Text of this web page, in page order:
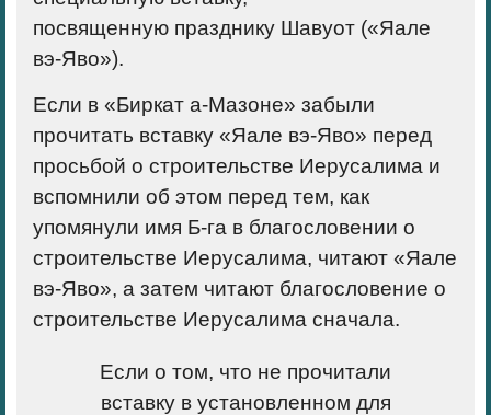
посвященную празднику Шавуот («Яале
вэ-Яво»).
Если в «Биркат а-Мазоне» забыли
прочитать вставку «Яале вэ-Яво» перед
просьбой о строительстве Иерусалима и
вспомнили об этом перед тем, как
упомянули имя Б-га в благословении о
строительстве Иерусалима, читают «Яале
вэ-Яво», а затем читают благословение о
строительстве Иерусалима сначала.
Если о том, что не прочитали
вставку в установленном для